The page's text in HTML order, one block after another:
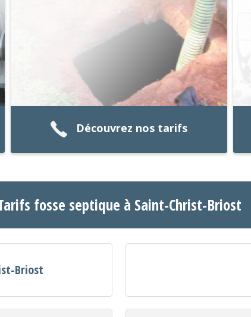
Découvrez nos tarifs
fosse septique à Saint-Christ-Briost
Briost